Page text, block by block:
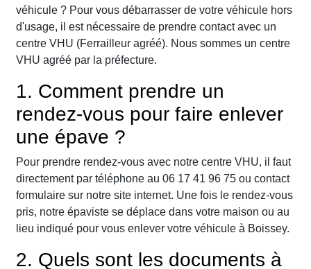
véhicule ? Pour vous débarrasser de votre véhicule hors
d'usage, il est nécessaire de prendre contact avec un
centre VHU (Ferrailleur agréé). Nous sommes un centre
VHU agréé par la préfecture.
1. Comment prendre un
rendez-vous pour faire enlever
une épave ?
Pour prendre rendez-vous avec notre centre VHU, il faut
directement par téléphone au 06 17 41 96 75 ou contact
formulaire sur notre site internet. Une fois le rendez-vous
pris, notre épaviste se déplace dans votre maison ou au
lieu indiqué pour vous enlever votre véhicule à Boissey.
2. Quels sont les documents à